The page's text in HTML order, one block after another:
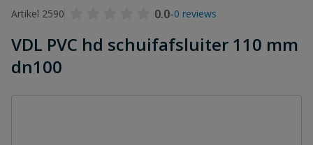
Artikel 2590
0.0-0 reviews
VDL PVC hd schuifafsluiter 110 mm
dn100